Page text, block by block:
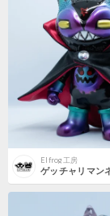
Elfrog工房